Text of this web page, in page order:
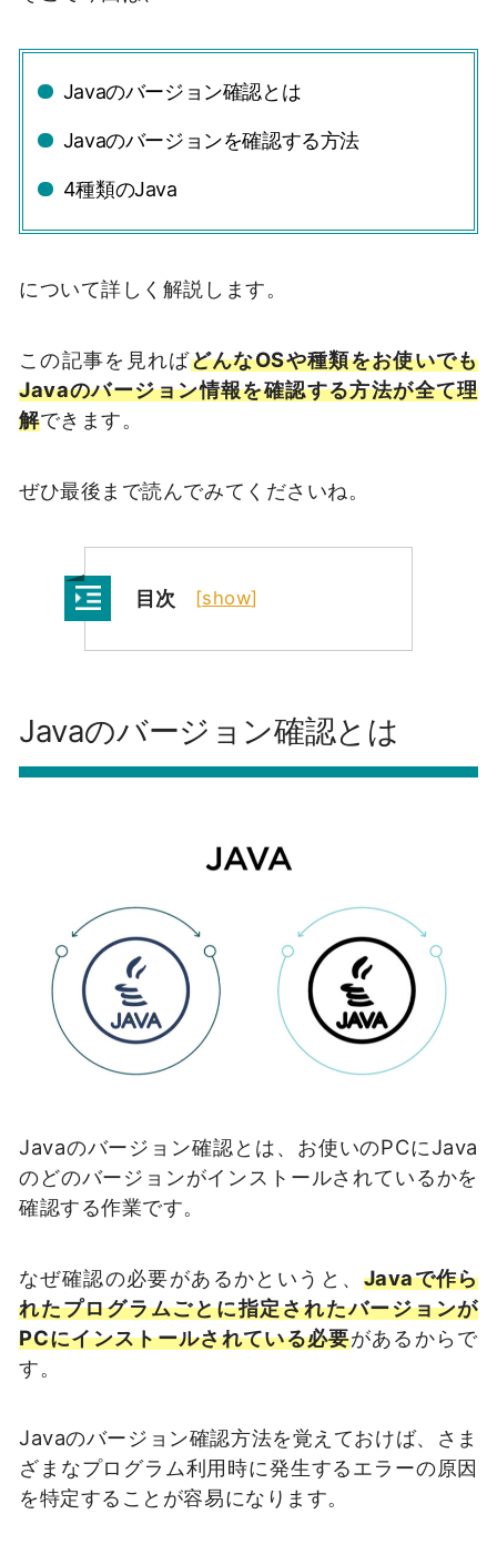
Javaのバージョン確認とは
Javaのバージョンを確認する方法
4種類のJava
について詳しく解説します。
この記事を見ればどんなOSや種類をお使いでも
Javaのバージョン情報を確認する方法が全て理
解できます。
ぜひ最後まで読んでみてくださいね。
目次 [show]
Javaのバージョン確認とは
Javaのバージョン確認とは、お使いのPCにJava
のどのバージョンがインストールされているかを
確認する作業です。
なぜ確認の必要があるかというと、 Javaで作ら
れたプログラムごとに指定されたバージョンが
PCにインストールされている必要があるからで
す。
Javaのバージョン確認方法を覚えておけば、さま
ざまなプログラム利用時に発生するエラーの原因
を特定することが容易になります。